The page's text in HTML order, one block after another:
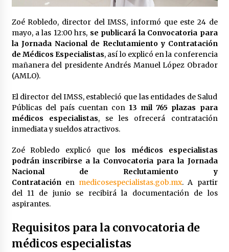
Laura Itzel Castillo será la nueva secretaria de
2 meses atrás
Sheinbaum descarta reunión entre CNTE y
Segob: «ya dimos nuestras propuestas»
Zar antidrogas de EE.UU.: “vamos por los
políticos mexicanos que protegen al narco”
2 meses atrás
Trump anuncia acuerdo con Irán y el fin de
operaciones militares entre ambos países
2 meses atrás
Trump asegura que barcos cargados de
México libraría posible arancel de EE.UU. en
85% de sus exportaciones
Zoé Robledo, director del IMSS, informó que este 24 de
mayo, a las 12:00 hrs, se publicará la Convocatoria para
la Jornada Nacional de Reclutamiento y Contratación
de Médicos Especialistas, así lo explicó en la conferencia
mañanera del presidente Andrés Manuel López Obrador
(AMLO).
El director del IMSS, estableció que las entidades de Salud
Públicas del país cuentan con 13 mil 765 plazas para
médicos especialistas, se les ofrecerá contratación
inmediata y sueldos atractivos.
Zoé Robledo explicó quelos médicos especialistas
podrán inscribirse a la Convocatoria para la Jornada
Nacional de Reclutamiento y
Contratación en medicosespecialistas.gob.mx. A partir
del 11 de junio se recibirá la documentación de los
aspirantes.
Requisitos para la convocatoria de
médicos especialistas